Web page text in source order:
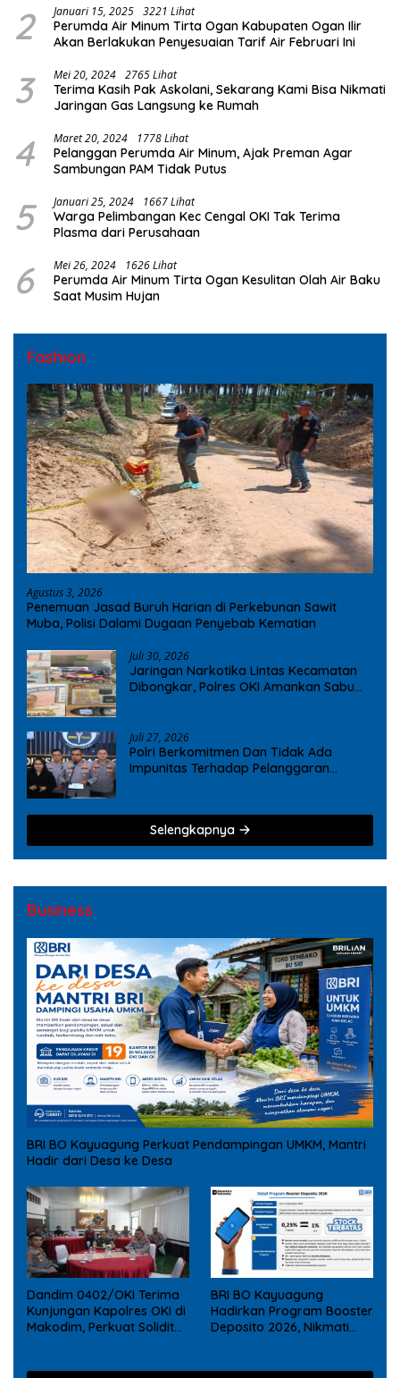
2 Januari 15, 2025 3221 Lihat
Perumda Air Minum Tirta Ogan Kabupaten Ogan Ilir
Akan Berlakukan Penyesuaian Tarif Air Februari Ini
3 Mei 20, 2024 2765 Lihat
Terima Kasih Pak Askolani, Sekarang Kami Bisa Nikmati
Jaringan Gas Langsung ke Rumah
4 Maret 20, 2024 1778 Lihat
Pelanggan Perumda Air Minum, Ajak Preman Agar
Sambungan PAM Tidak Putus
5 Januari 25, 2024 1667 Lihat
Warga Pelimbangan Kec Cengal OKI Tak Terima
Plasma dari Perusahaan
6 Mei 26, 2024 1626 Lihat
Perumda Air Minum Tirta Ogan Kesulitan Olah Air Baku
Saat Musim Hujan
Fashion
Agustus 3, 2026
Penemuan Jasad Buruh Harian di Perkebunan Sawit
Muba, Polisi Dalami Dugaan Penyebab Kematian
Juli 30, 2026
Jaringan Narkotika Lintas Kecamatan
Dibongkar, Polres OKI Amankan Sabu
Juli 27, 2026
Polri Berkomitmen Dan Tidak Ada
Impunitas Terhadap Pelanggaran
Selengkapnya
Business
BRI BO Kayuagung Perkuat Pendampingan UMKM, Mantri
Hadir dari Desa ke Desa
Dandim 0402/OKI Terima
Kunjungan Kapolres OKI di
Makodim, Perkuat Soliditas
BRI BO Kayuagung
Hadirkan Program Booster
Deposito 2026, Nikmati